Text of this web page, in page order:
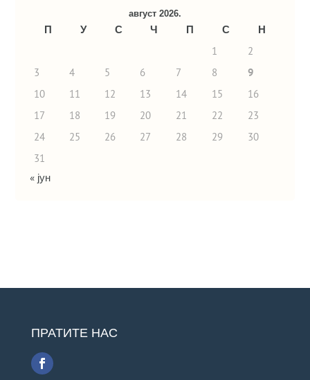
август 2026.
П У С Ч П С
Н
1
2
3
4 5 6 7 8
9
10
11 12 13 14 15
16
17
18 19 20 21 22
23
24
25 26 27 28 29
30
31
« јун
ПРАТИТЕ НАС